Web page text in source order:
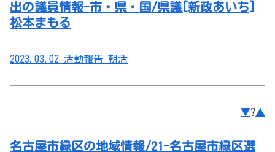
出の議員情報-市・県・国/県議[新政あいち]
松本まもる
2023.03.02 活動報告 朝活
▼?▲
名古屋市緑区の地域情報/21-名古屋市緑区選